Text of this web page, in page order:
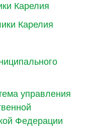
Карелия
Карелия
управления
Федерации